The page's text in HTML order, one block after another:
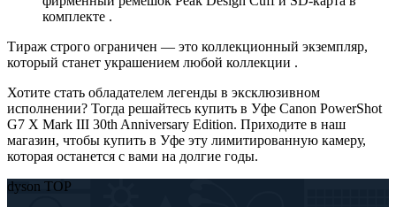
комплекте .
Тираж строго ограничен — это коллекционный экземпляр,
который станет украшением любой коллекции .
Хотите стать обладателем легенды в эксклюзивном
исполнении? Тогда решайтесь купить в Уфе Canon PowerShot
G7 X Mark III 30th Anniversary Edition. Приходите в наш
магазин, чтобы купить в Уфе эту лимитированную камеру,
которая останется с вами на долгие годы.
dyson TOP